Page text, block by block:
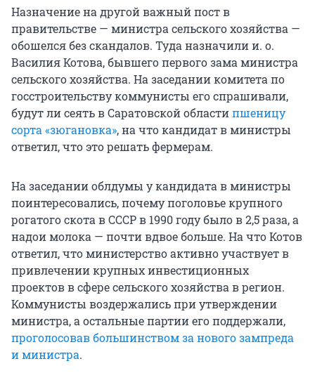
Назначение на другой важный пост в
правительстве — министра сельского хозяйства —
обошелся без скандалов. Туда назначили и. о.
Василия Котова, бывшего первого зама министра
сельского хозяйства. На заседании комитета по
госстроительству коммунисты его спрашивали,
будут ли сеять в Саратовской областипшеницу
сорта «зюгановка», на что кандидат в министры
ответил, что это решать фермерам.
На заседании облдумы у кандидата в министры
поинтересовались, почему поголовье крупного
рогатого скота в СССР в 1990 году было в 2,5 раза, а
надои молока — почти вдвое больше. На что Котов
ответил, что министерство активно участвует в
привлечении крупных инвестиционных
проектов в сфере сельского хозяйства в регион.
Коммунисты воздержались при утверждении
министра, а остальные партии его поддержали,
проголосовав большинством за нового зампреда
и министра.